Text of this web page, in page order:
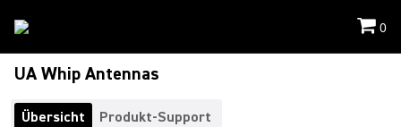
0
UA Whip Antennas
Übersicht Produkt-Support